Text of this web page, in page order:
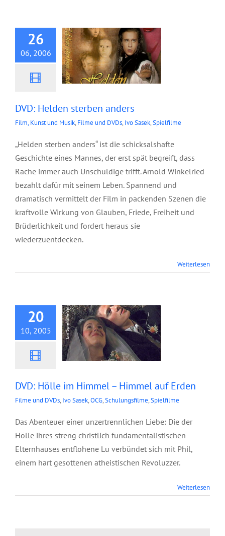
26
06, 2006
DVD: Helden sterben anders
Film, Kunst und Musik, Filme und DVDs, Ivo Sasek,Spielfilme
„Helden sterben anders“ ist die schicksalshafte
Geschichte eines Mannes, der erst spät begreift, dass
Rache immer auch Unschuldige trifft. Arnold Winkelried
bezahlt dafür mit seinem Leben. Spannend und
dramatisch vermittelt der Film in packenden Szenen die
kraftvolle Wirkung von Glauben, Friede, Freiheit und
Brüderlichkeit und fordert heraus sie
wiederzuentdecken.
Weiterlesen
20
10, 2005
DVD: Hölle im Himmel – Himmel auf Erden
Filme und DVDs, Ivo Sasek,OCG,Schulungsfilme,Spielfilme
Das Abenteuer einer unzertrennlichen Liebe: Die der
Hölle ihres streng christlich fundamentalistischen
Elternhauses entflohene Lu verbündet sich mit Phil,
einem hart gesottenen atheistischen Revoluzzer.
Weiterlesen